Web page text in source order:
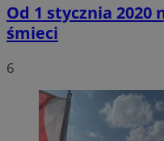
Od 1 stycznia 2020
śmieci
6